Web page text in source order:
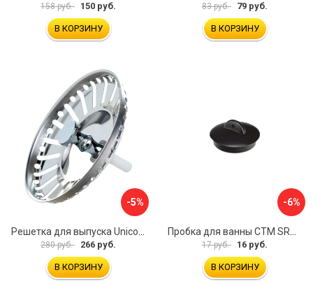
158 руб. 150 руб.
В КОРЗИНУ
83 руб. 79 руб.
В КОРЗИНУ
-5%
280 руб. 266 руб.
В КОРЗИНУ
-6%
17 руб. 16 руб.
В КОРЗИНУ